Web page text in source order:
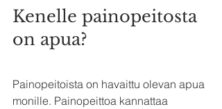
Kenelle painopeitosta
on apua?
Painopeitoista on havaittu olevan apua
monille. Painopeittoa kannattaa